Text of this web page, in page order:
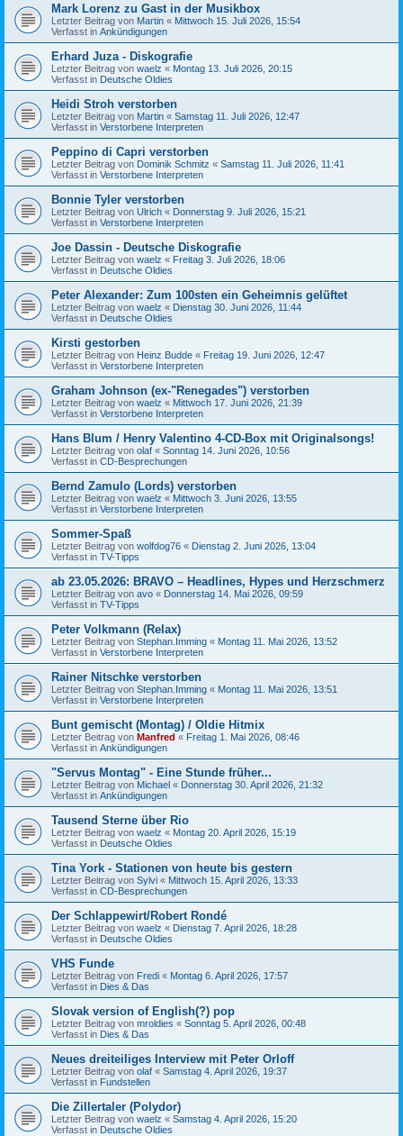
Mark Lorenz zu Gast in der Musikbox
Letzter Beitrag von Martin « Mittwoch 15. Juli 2026, 15:54
Verfasst in Ankündigungen
Erhard Juza - Diskografie
Letzter Beitrag von waelz « Montag 13. Juli 2026, 20:15
Verfasst in Deutsche Oldies
Heidi Stroh verstorben
Letzter Beitrag von Martin « Samstag 11. Juli 2026, 12:47
Verfasst in Verstorbene Interpreten
Peppino di Capri verstorben
Letzter Beitrag von Dominik Schmitz « Samstag 11. Juli 2026, 11:41
Verfasst in Verstorbene Interpreten
Bonnie Tyler verstorben
Letzter Beitrag von Ulrich « Donnerstag 9. Juli 2026, 15:21
Verfasst in Verstorbene Interpreten
Joe Dassin - Deutsche Diskografie
Letzter Beitrag von waelz « Freitag 3. Juli 2026, 18:06
Verfasst in Deutsche Oldies
Peter Alexander: Zum 100sten ein Geheimnis gelüftet
Letzter Beitrag von waelz « Dienstag 30. Juni 2026, 11:44
Verfasst in Deutsche Oldies
Kirsti gestorben
Letzter Beitrag von Heinz Budde « Freitag 19. Juni 2026, 12:47
Verfasst in Verstorbene Interpreten
Graham Johnson (ex-"Renegades") verstorben
Letzter Beitrag von waelz « Mittwoch 17. Juni 2026, 21:39
Verfasst in Verstorbene Interpreten
Hans Blum / Henry Valentino 4-CD-Box mit Originalsongs!
Letzter Beitrag von olaf « Sonntag 14. Juni 2026, 10:56
Verfasst in CD-Besprechungen
Bernd Zamulo (Lords) verstorben
Letzter Beitrag von waelz « Mittwoch 3. Juni 2026, 13:55
Verfasst in Verstorbene Interpreten
Sommer-Spaß
Letzter Beitrag von wolfdog76 « Dienstag 2. Juni 2026, 13:04
Verfasst in TV-Tipps
ab 23.05.2026: BRAVO – Headlines, Hypes und Herzschmerz
Letzter Beitrag von avo « Donnerstag 14. Mai 2026, 09:59
Verfasst in TV-Tipps
Peter Volkmann (Relax)
Letzter Beitrag von Stephan.Imming « Montag 11. Mai 2026, 13:52
Verfasst in Verstorbene Interpreten
Rainer Nitschke verstorben
Letzter Beitrag von Stephan.Imming « Montag 11. Mai 2026, 13:51
Verfasst in Verstorbene Interpreten
Bunt gemischt (Montag) / Oldie Hitmix
Letzter Beitrag von Manfred « Freitag 1. Mai 2026, 08:46
Verfasst in Ankündigungen
"Servus Montag" - Eine Stunde früher...
Letzter Beitrag von Michael « Donnerstag 30. April 2026, 21:32
Verfasst in Ankündigungen
Tausend Sterne über Rio
Letzter Beitrag von waelz « Montag 20. April 2026, 15:19
Verfasst in Deutsche Oldies
Tina York - Stationen von heute bis gestern
Letzter Beitrag von Sylvi « Mittwoch 15. April 2026, 13:33
Verfasst in CD-Besprechungen
Der Schlappewirt/Robert Rondé
Letzter Beitrag von waelz « Dienstag 7. April 2026, 18:28
Verfasst in Deutsche Oldies
VHS Funde
Letzter Beitrag von Fredi « Montag 6. April 2026, 17:57
Verfasst in Dies & Das
Slovak version of English(?) pop
Letzter Beitrag von mroldies « Sonntag 5. April 2026, 00:48
Verfasst in Dies & Das
Neues dreiteiliges Interview mit Peter Orloff
Letzter Beitrag von olaf « Samstag 4. April 2026, 19:37
Verfasst in Fundstellen
Die Zillertaler (Polydor)
Letzter Beitrag von waelz « Samstag 4. April 2026, 15:20
Verfasst in Deutsche Oldies